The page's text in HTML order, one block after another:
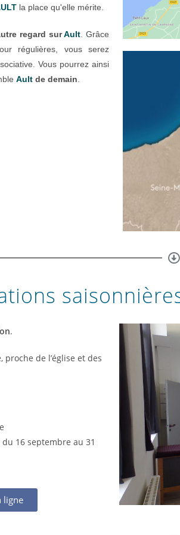
la place qu'elle mérite.
regard surAult . Grâce
régulières, vous serez
Vous pourrez ainsi
Ault de demain
.
de l’église et des
16 septembre au 31
ligne